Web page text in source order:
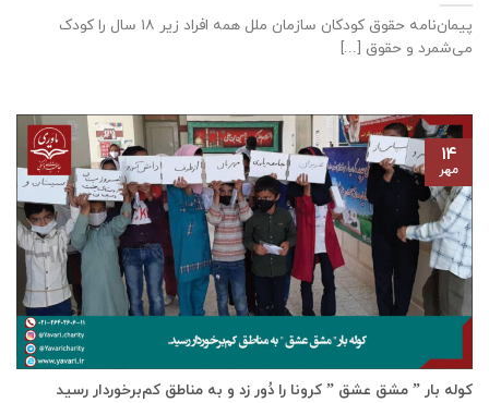
پیمان‌نامه‌ حقوق کودکان سازمان ملل همه‌ افراد زیر ۱۸ سال را کودک
می‌شمرد و حقوق [...]
کوله بار ” مشق عشق ” کرونا را دُور زد و به مناطق کم‌برخوردار رسید
۱۴
مهر